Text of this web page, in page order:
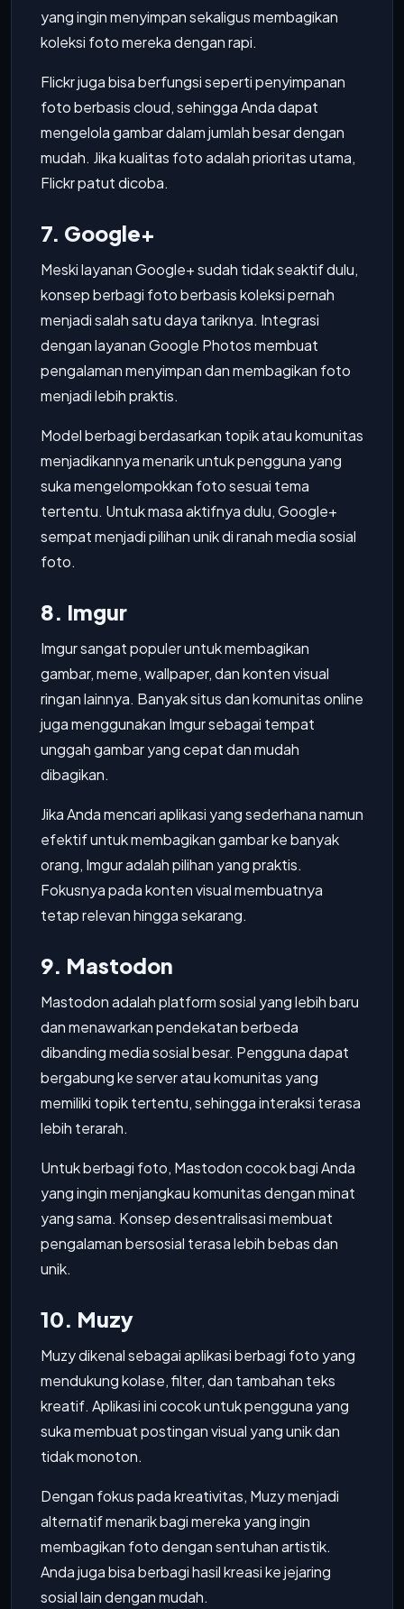
yang ingin menyimpan sekaligus membagikan
koleksi foto mereka dengan rapi.
Flickr juga bisa berfungsi seperti penyimpanan
foto berbasis cloud, sehingga Anda dapat
mengelola gambar dalam jumlah besar dengan
mudah. Jika kualitas foto adalah prioritas utama,
Flickr patut dicoba.
7. Google+
Meski layanan Google+ sudah tidak seaktif dulu,
konsep berbagi foto berbasis koleksi pernah
menjadi salah satu daya tariknya. Integrasi
dengan layanan Google Photos membuat
pengalaman menyimpan dan membagikan foto
menjadi lebih praktis.
Model berbagi berdasarkan topik atau komunitas
menjadikannya menarik untuk pengguna yang
suka mengelompokkan foto sesuai tema
tertentu. Untuk masa aktifnya dulu, Google+
sempat menjadi pilihan unik di ranah media sosial
foto.
8. Imgur
Imgur sangat populer untuk membagikan
gambar, meme, wallpaper, dan konten visual
ringan lainnya. Banyak situs dan komunitas online
juga menggunakan Imgur sebagai tempat
unggah gambar yang cepat dan mudah
dibagikan.
Jika Anda mencari aplikasi yang sederhana namun
efektif untuk membagikan gambar ke banyak
orang, Imgur adalah pilihan yang praktis.
Fokusnya pada konten visual membuatnya
tetap relevan hingga sekarang.
9. Mastodon
Mastodon adalah platform sosial yang lebih baru
dan menawarkan pendekatan berbeda
dibanding media sosial besar. Pengguna dapat
bergabung ke server atau komunitas yang
memiliki topik tertentu, sehingga interaksi terasa
lebih terarah.
Untuk berbagi foto, Mastodon cocok bagi Anda
yang ingin menjangkau komunitas dengan minat
yang sama. Konsep desentralisasi membuat
pengalaman bersosial terasa lebih bebas dan
unik.
10. Muzy
Muzy dikenal sebagai aplikasi berbagi foto yang
mendukung kolase, filter, dan tambahan teks
kreatif. Aplikasi ini cocok untuk pengguna yang
suka membuat postingan visual yang unik dan
tidak monoton.
Dengan fokus pada kreativitas, Muzy menjadi
alternatif menarik bagi mereka yang ingin
membagikan foto dengan sentuhan artistik.
Anda juga bisa berbagi hasil kreasi ke jejaring
sosial lain dengan mudah.